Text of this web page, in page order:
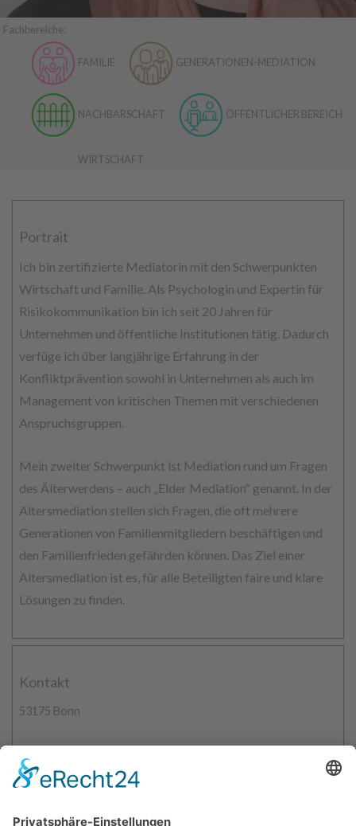
Fachbereiche:
FAMILIE GENERATIONEN-MEDIATION
NACHBARSCHAFT ÖFFENTLICHER BEREICH
WIRTSCHAFT
Portrait
Ich bin zertifizierte Mediatorin mit den Schwerpunkten
Wirtschaft und Familie. Als Psychologin und Expertin für
Risikokommunikation bin ich seit 20 Jahren für
Unternehmen und öffentliche Institutionen tätig. Dadurch
verfüge ich über langjährige Erfahrung in der
Konfliktprävention sowohl in Unternehmen als auch im
Management von kritischen Themen mit verschiedenen
Anspruchsgruppen.
Mein zweiter Schwerpunkt ist Mediation rund um Fragen
des Älterwerdens – auch „Elder Mediation“ genannt. In der
Altersmediation stellen sich Fragen, die oft mehrere
Generationen von Familienmitgliedern beschäftigen und
den Familienfrieden gefährden können. Das Ziel einer
Altersmediation ist es, für alle Beteiligten faire und klare
Lösungen zu finden.
Kontakt
53175 Bonn
info@mediation-siebengebirge.de